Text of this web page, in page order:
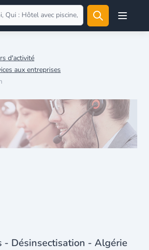
Open
d'activité
aux entreprises
- Désinsectisation - Algérie